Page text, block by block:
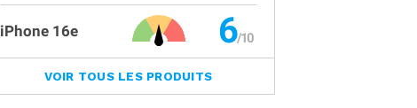
iPhone 16e 6
VOIR TOUS LES PRODUITS